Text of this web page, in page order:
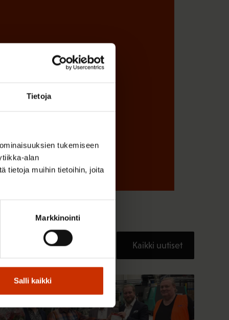
Tietoja
tukemiseen
alan
tietoja muihin tietoihin, joita
Markkinointi
Salli kaikki
Kaikki uutiset
TERVE JA HYVÄ TYÖELÄMÄ